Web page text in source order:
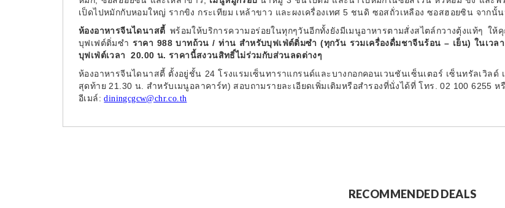
เป็ดไปหมักกับหอมใหญ่ รากขิง กระเทียม เหล้าขาว และผงเครื่องเทศ 5 ชนดิ ซอสถั่วเหลือง ซอสฮอยซิน จาก
ห้องอาหารจีนไดนาสตี้ พร้อมให้บริการความอร่อยในทุกๆวันอีกทั้งยังมีเมนูอาหารตามสั่งสไตล์กวางตุ้งแท้ๆ ใ
บุฟเฟต์ติ่มซำ ราคา 988 บาทถ้วน / ท่าน สำหรับบุฟเฟ่ต์ติ่มซำ (ทุกวัน รวมเครื่องดื่มชาจีนร้อน – เย็น) ในเวล
บุฟเฟ่ต์เวลา 20.00 น. ราคานี้สงวนสิทธิ์ไม่ร่วมกับส่วนลดต่างๆ
ห้องอาหารจีนไดนาสตี้ ตั้งอยู่ชั้น 24 โรงแรมเซ็นทาราแกรนด์และบางกอกคอนเวนชันเซ็นเตอร์ เซ็นทรัลเวิลด์
สุดท้าย 21.30 น. สำหรับเมนูอลาคาร์ท) สอบถามรายละเอียดเพิ่มเติมหรือสำรองที่นั่งได้ที่ โทร. 02 100 6255 ห
อีเมล์:diningcgcw@chr.co.th
RECOMMENDED DEALS